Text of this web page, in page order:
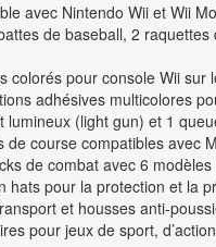
avec Nintendo Wii et Wii
de baseball, 2
colorés pour console Wii sur
adhésives multicolores
lumineux (light gun) et 1
de course compatibles avec
de combat avec 6
hats pour la protection et la
et housses anti-
pour jeux de sport,